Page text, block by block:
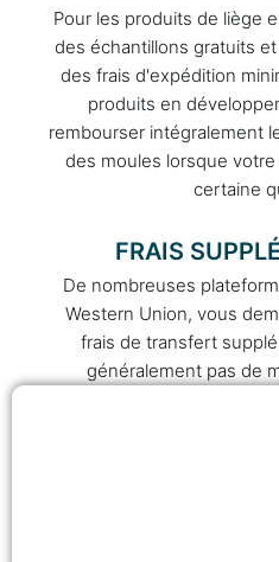
Pour les produits de liège
des échantillons gratuits
des frais d'expédition
produits en
rembourser intégralement
des moules lorsque
certaine
FRAIS
De nombreuses
Western Union, vous
frais de transfert
généralement pas de